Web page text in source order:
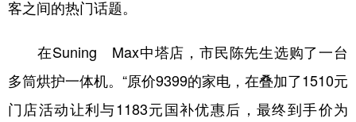
客之间的热门话题。
在Suning Max中塔店，市民陈先生选购了一台
多筒烘护一体机。“原价9399的家电，在叠加了1510元
门店活动让利与1183元国补优惠后，最终到手价为